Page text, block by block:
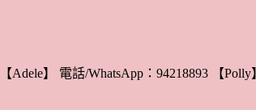
Adele】 電話/WhatsApp：94218893 【